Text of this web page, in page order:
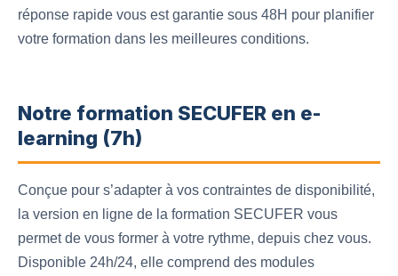
réponse rapide vous est garantie sous 48H pour planifier
votre formation dans les meilleures conditions.
Notre formation SECUFER en e-
learning (7h)
Conçue pour s’adapter à vos contraintes de disponibilité,
la version en ligne de la formation SECUFER vous
permet de vous former à votre rythme, depuis chez vous.
Disponible 24h/24, elle comprend des modules